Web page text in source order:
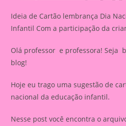
Ideia de Cartão lembrança Dia
Infantil Com a participação da
Olá professor e professora! Seja
blog!
Hoje eu trago uma sugestão de
nacional da educação infantil.
Nesse post você encontra o